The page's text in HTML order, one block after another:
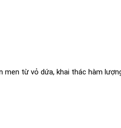
từ vỏ dứa, khai thác hàm